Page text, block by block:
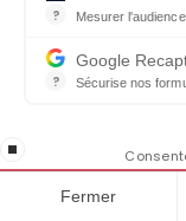
? Mesurer
?
Google
Sécurise nos
stop loading
Fermer
souplesse
Détention réelle,
politique de